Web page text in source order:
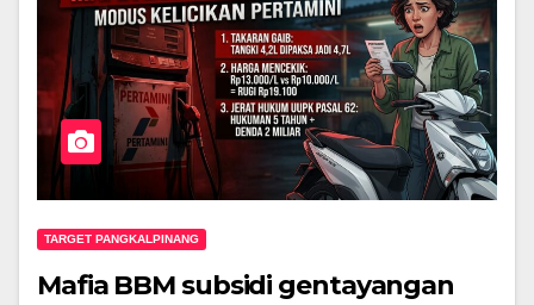
TARGET PANGKALPINANG
Mafia BBM subsidi gentayangan